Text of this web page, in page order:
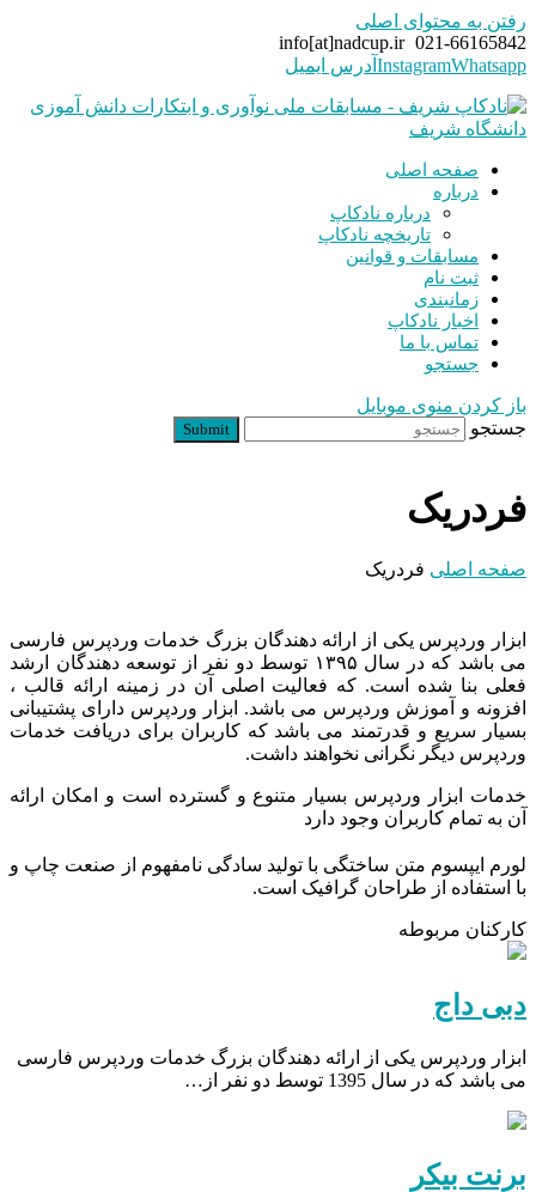
رفتن به محتوای اصلی
021-66165842
info[at]nadcup.ir
InstagramWhatsapp آدرس ایمیل
صفحه اصلی
درباره
درباره نادکاپ
تاریخچه نادکاپ
مسابقات و قوانین
ثبت نام
زمانبندی
اخبار نادکاپ
تماس با ما
جستجو
باز کردن منوی موبایل
جستجو
Submit
فردریک
صفحه اصلی فردریک
ابزار وردپرس یکی از ارائه دهندگان بزرگ خدمات وردپرس فارسی
می باشد که در سال ۱۳۹۵ توسط دو نفر از توسعه دهندگان ارشد
فعلی بنا شده است. که فعالیت اصلی آن در زمینه ارائه قالب ،
افزونه و آموزش وردپرس می باشد. ابزار وردپرس دارای پشتیبانی
بسیار سریع و قدرتمند می باشد که کاربران برای دریافت خدمات
وردپرس دیگر نگرانی نخواهند داشت.
خدمات ابزار وردپرس بسیار متنوع و گسترده است و امکان ارائه
آن به تمام کاربران وجود دارد
لورم ایپسوم متن ساختگی با تولید سادگی نامفهوم از صنعت چاپ و
با استفاده از طراحان گرافیک است.
کارکنان مربوطه
دبی داج
ابزار وردپرس یکی از ارائه دهندگان بزرگ خدمات وردپرس فارسی
می باشد که در سال 1395 توسط دو نفر از…
برنت بیکر